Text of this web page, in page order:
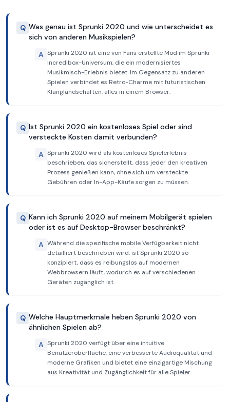
Q Was genau ist Sprunki 2020 und wie unterscheidet es
sich von anderen Musikspielen?
A Sprunki 2020 ist eine von Fans erstellte Mod im Sprunki
Incredibox-Universum, die ein modernisiertes
Musikmisch-Erlebnis bietet. Im Gegensatz zu anderen
Spielen verbindet es Retro-Charme mit futuristischen
Klanglandschaften, alles in einem Browser.
Q Ist Sprunki 2020 ein kostenloses Spiel oder sind
versteckte Kosten damit verbunden?
A Sprunki 2020 wird als kostenloses Spielerlebnis
beschrieben, das sicherstellt, dass jeder den kreativen
Prozess genießen kann, ohne sich um versteckte
Gebühren oder In-App-Käufe sorgen zu müssen.
Q Kann ich Sprunki 2020 auf meinem Mobilgerät spielen
oder ist es auf Desktop-Browser beschränkt?
A Während die spezifische mobile Verfügbarkeit nicht
detailliert beschrieben wird, ist Sprunki 2020 so
konzipiert, dass es reibungslos auf modernen
Webbrowsern läuft, wodurch es auf verschiedenen
Geräten zugänglich ist.
Q Welche Hauptmerkmale heben Sprunki 2020 von
ähnlichen Spielen ab?
A Sprunki 2020 verfügt über eine intuitive
Benutzeroberfläche, eine verbesserte Audioqualität und
moderne Grafiken und bietet eine einzigartige Mischung
aus Kreativität und Zugänglichkeit für alle Spieler.